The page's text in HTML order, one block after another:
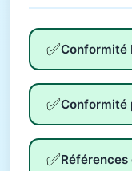
✅Conformité
✅Conformité
✅